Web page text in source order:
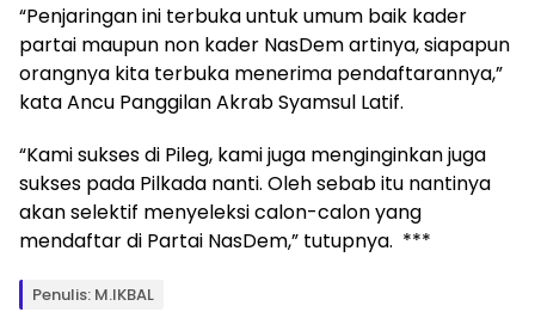
“Penjaringan ini terbuka untuk umum baik kader
partai maupun non kader NasDem artinya, siapapun
orangnya kita terbuka menerima pendaftarannya,”
kata Ancu Panggilan Akrab Syamsul Latif.
“Kami sukses di Pileg, kami juga menginginkan juga
sukses pada Pilkada nanti. Oleh sebab itu nantinya
akan selektif menyeleksi calon-calon yang
mendaftar di Partai NasDem,” tutupnya. ***
Penulis: M.IKBAL